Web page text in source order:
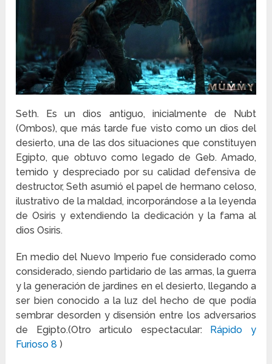
Seth. Es un dios antiguo, inicialmente de Nubt
(Ombos), que más tarde fue visto como un dios del
desierto, una de las dos situaciones que constituyen
Egipto, que obtuvo como legado de Geb. Amado,
temido y despreciado por su calidad defensiva de
destructor, Seth asumió el papel de hermano celoso,
ilustrativo de la maldad, incorporándose a la leyenda
de Osiris y extendiendo la dedicación y la fama al
dios Osiris.
En medio del Nuevo Imperio fue considerado como
considerado, siendo partidario de las armas, la guerra
y la generación de jardines en el desierto, llegando a
ser bien conocido a la luz del hecho de que podía
sembrar desorden y disensión entre los adversarios
de Egipto.(Otro articulo espectacular: Rápido y
Furioso 8 )